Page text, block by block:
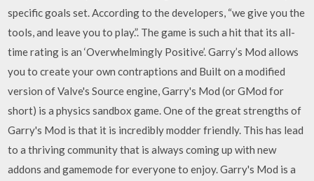
specific goals set. According to the developers, “we give you the
tools, and leave you to play.”. The game is such a hit that its all-
time rating is an ‘Overwhelmingly Positive’. Garry’s Mod allows
you to create your own contraptions and Built on a modified
version of Valve's Source engine, Garry's Mod (or GMod for
short) is a physics sandbox game. One of the great strengths of
Garry's Mod is that it is incredibly modder friendly. This has lead
to a thriving community that is always coming up with new
addons and gamemode for everyone to enjoy. Garry's Mod is a